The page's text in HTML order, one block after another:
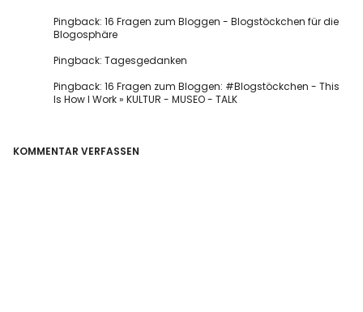
Pingback:16 Fragen zum Bloggen - Blogstöckchen für die
Blogosphäre
Pingback:Tagesgedanken
Pingback:16 Fragen zum Bloggen: #Blogstöckchen - This
Is How I Work » KULTUR - MUSEO - TALK
KOMMENTAR VERFASSEN